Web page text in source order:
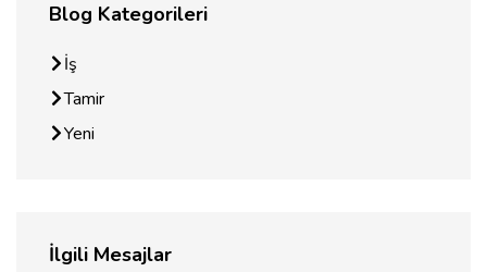
Blog Kategorileri
İş
Tamir
Yeni
İlgili Mesajlar